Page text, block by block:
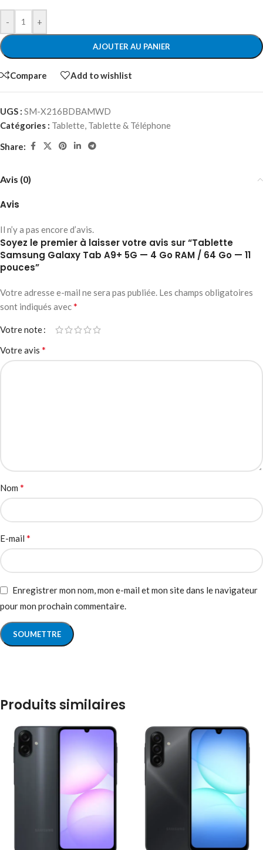
- +
AJOUTER AU PANIER
Compare Add to wishlist
UGS : SM-X216BDBAMWD
Catégories : Tablette, Tablette & Téléphone
Share:
Avis (0)
Avis
Il n’y a pas encore d’avis.
Soyez le premier à laisser votre avis sur “Tablette
Samsung Galaxy Tab A9+ 5G — 4 Go RAM / 64 Go — 11
pouces”
Votre adresse e-mail ne sera pas publiée. Les champs obligatoires
sont indiqués avec*
Votre note
Votre avis *
Nom *
E-mail *
Enregistrer mon nom, mon e-mail et mon site dans le navigateur
pour mon prochain commentaire.
Produits similaires